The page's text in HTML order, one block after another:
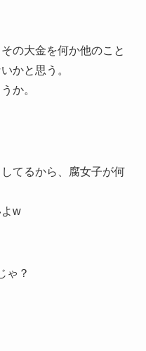
の大金を何か他のこと
かと思う。
か。
てるから、腐女子が何
w
ゃ？